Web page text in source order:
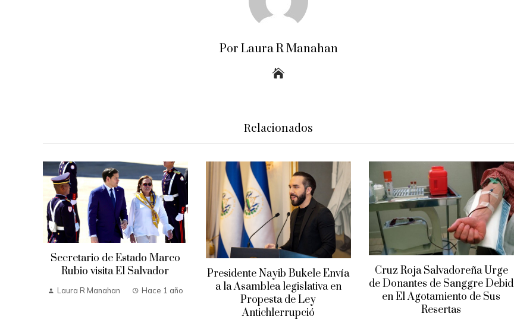
Por Laura R Manahan
Relacionados
Secretario de Estado Marco
Rubio visita El Salvador
Laura R Manahan Hace 1 año
Presidente Nayib Bukele Envía
a la Asamblea legislativa en
Propesta de Ley
Antichlerrupció
Cruz Roja Salvadoreña Urge
de Donantes de Sanggre Debid
en El Agotamiento de Sus
Resertas